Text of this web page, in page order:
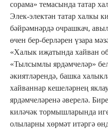
сорама» темасында татар
Элек-электән татар халкы
бәйрәмнәрдә очрашкач,
өчен бер-берләрен үзара
«Халык иҗатында хайван
«Тылсымлы ярдәмчеләр»
әкиятләрендә, башка
хайваннар кешеләрнең
ярдәмчеләренә әверелә.
киләчәк тормышларында
олыларны хөрмәт итәргә